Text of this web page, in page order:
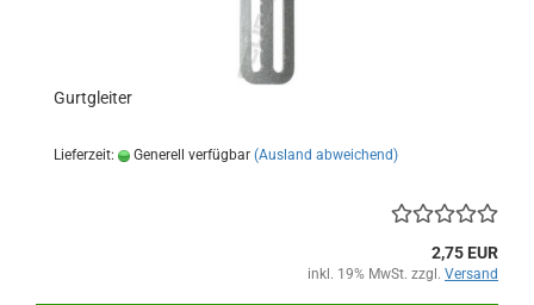
Gurtgleiter
Lieferzeit: Generell verfügbar (Ausland abweichend)
2,75 EUR
inkl. 19% MwSt. zzgl. Versand